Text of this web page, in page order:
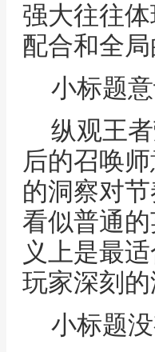
强大往往
配合和全
小标题
纵观王
后的召唤
的洞察对
看似普通
义上是最
玩家深刻
小标题